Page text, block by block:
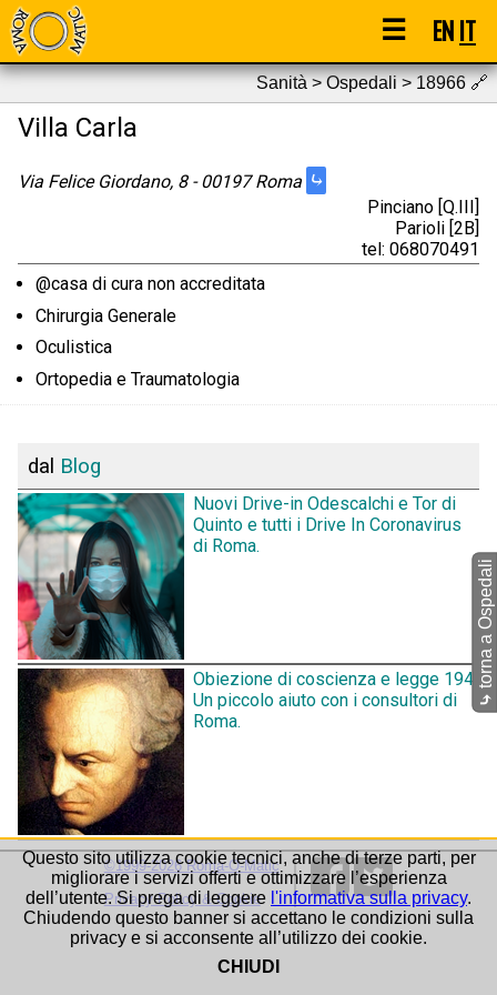
☰ ENIT
Sanità > Ospedali > 18966🔗
Villa Carla
Via Felice Giordano, 8 - 00197 Roma ⤷
Pinciano [Q.III]
Parioli [2B]
tel: 068070491
@casa di cura non accreditata
Chirurgia Generale
Oculistica
Ortopedia e Traumatologia
dal Blog
Nuovi Drive-in Odescalchi e Tor di
Quinto e tutti i Drive In Coronavirus
di Roma.
Obiezione di coscienza e legge 194.
Un piccolo aiuto con i consultori di
Roma.
⤷
torna a Ospedali
©1999-2026 Roma-O-Matic
Privacy Policy & Cookie
Questo sito utilizza cookie tecnici, anche di terze parti, per
migliorare i servizi offerti e ottimizzare l’esperienza
dell’utente. Si prega di leggere l'informativa sulla privacy.
Chiudendo questo banner si accettano le condizioni sulla
privacy e si acconsente all’utilizzo dei cookie.
CHIUDI